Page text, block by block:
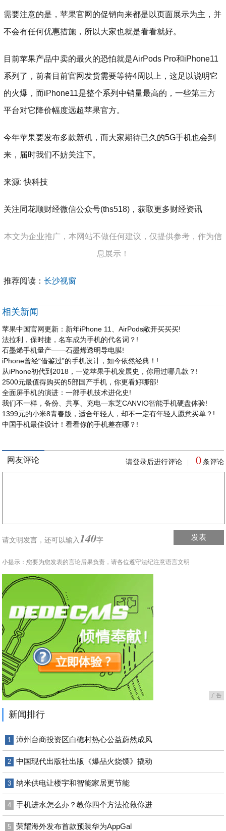
需要注意的是，苹果官网的促销向来都是以页面展示为主，并
不会有任何优惠措施，所以大家也就是看看就好。
目前苹果产品中卖的最火的恐怕就是AirPods Pro和iPhone11
系列了，前者目前官网发货需要等待4周以上，这足以说明它
的火爆，而iPhone11是整个系列中销量最高的，一些第三方
平台对它降价幅度远超苹果官方。
今年苹果要发布多款新机，而大家期待已久的5G手机也会到
来，届时我们不妨关注下。
来源: 快科技
关注同花顺财经微信公众号(ths518)，获取更多财经资讯
本文为企业推广，本网站不做任何建议，仅提供参考，作为信
息展示！
推荐阅读：长沙视窗
相关新闻
苹果中国官网更新：新年iPhone 11、AirPods敞开买买买!
法拉利，保时捷，名车成为手机的代名词？!
石墨烯手机量产——石墨烯透明导电膜!
iPhone曾经“借鉴过”的手机设计，如今依然经典！!
从iPhone初代到2018，一览苹果手机发展史，你用过哪几款？!
2500元最值得购买的5部国产手机，你更看好哪部!
全面屏手机的演进：一部手机技术进化史!
我们不一样，备份、共享、充电—东芝CANVIO智能手机硬盘体验!
1399元的小米8青春版，适合年轻人，却不一定有年轻人愿意买单？!
中国手机最佳设计！看看你的手机差在哪？!
网友评论 请登录后进行评论 0 条评论
请文明发言，还可以输入 140字 发表
小提示：您要为您发表的言论后果负责，请各位遵守法纪注意语言文明
广告
新闻排行
1 漳州台商投资区白礁村热心公益蔚然成风
2 中国现代出版社出版《爆品火烧馍》撬动
3 纳米供电让楼宇和智能家居更节能
4 手机进水怎么办？教你四个方法抢救你进
5 荣耀海外发布首款预装华为AppGal